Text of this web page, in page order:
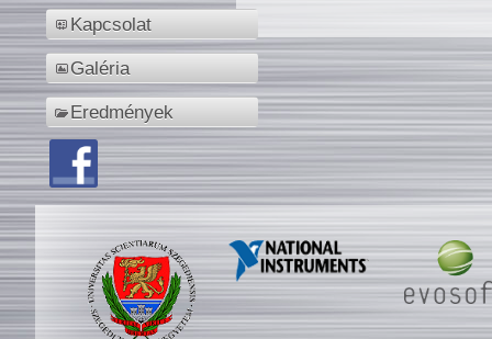
Kapcsolat
Galéria
Eredmények